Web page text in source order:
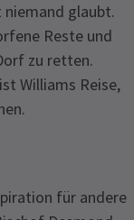
glaubt.
Reste und
zu retten.
Williams Reise,
für andere